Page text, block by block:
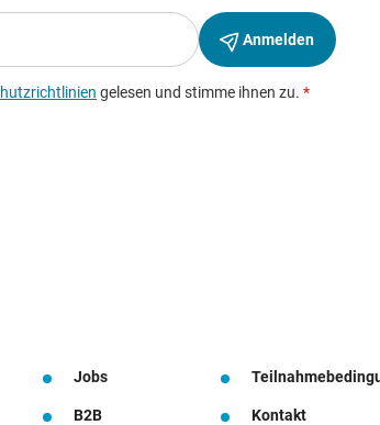
Jobs
B2B Kontakt